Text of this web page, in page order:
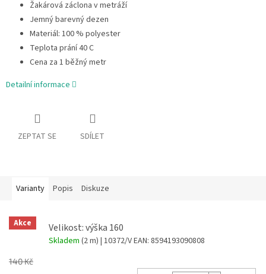
Žakárová záclona v metráží
Jemný barevný dezen
Materiál: 100 % polyester
Teplota prání 40 C
Cena za 1 běžný metr
Detailní informace
ZEPTAT SE SDÍLET
Varianty Popis Diskuze
Akce Velikost: výška 160
Skladem (2 m) | 10372/VEAN: 8594193090808
140 Kč